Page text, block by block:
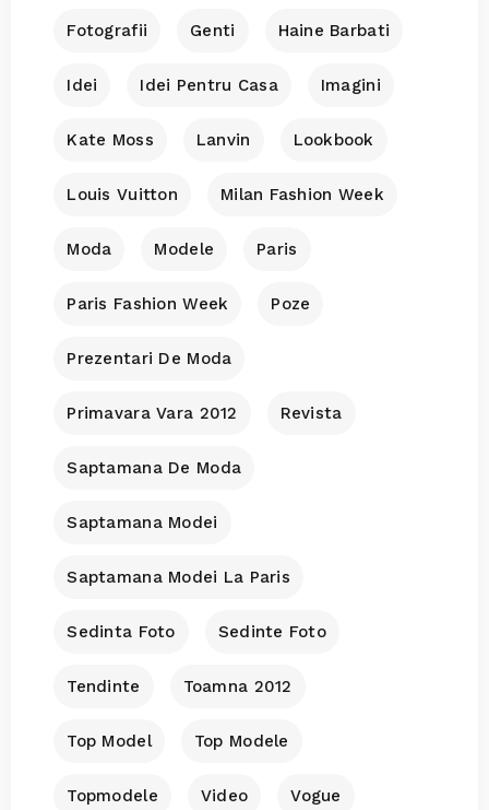
Fotografii Genti Haine Barbati
Idei Idei Pentru Casa Imagini
Kate Moss Lanvin Lookbook
Louis Vuitton Milan Fashion Week
Moda Modele Paris
Paris Fashion Week Poze
Prezentari De Moda
Primavara Vara 2012 Revista
Saptamana De Moda
Saptamana Modei
Saptamana Modei La Paris
Sedinta Foto Sedinte Foto
Tendinte Toamna 2012
Top Model Top Modele
Topmodele Video Vogue